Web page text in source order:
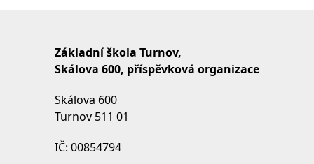
Základní škola Turnov,
Skálova 600, příspěvková organizace
Skálova 600
Turnov 511 01
IČ: 00854794